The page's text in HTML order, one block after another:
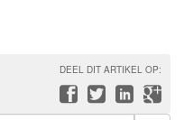
DEEL DIT ARTIKEL OP: